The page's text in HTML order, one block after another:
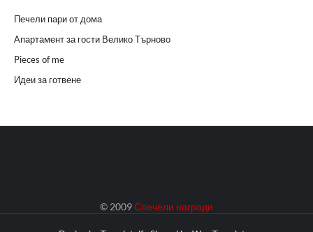
Печели пари от дома
Апартамент за гости Велико Търново
Pieces of me
Идеи за готвене
© 2009Спечели награди